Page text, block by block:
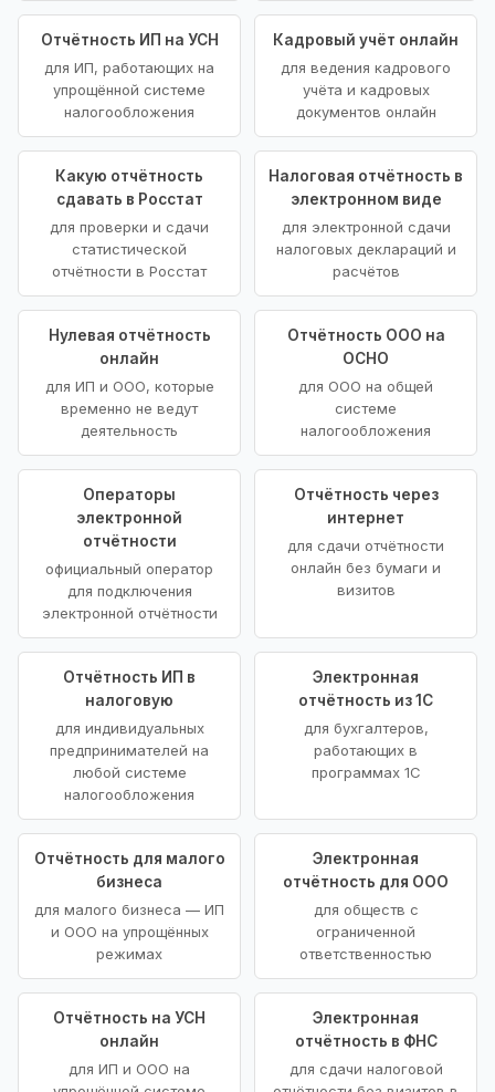
Отчётность ИП на УСН
для ИП, работающих на
упрощённой системе
налогообложения
Кадровый учёт онлайн
для ведения кадрового
учёта и кадровых
документов онлайн
Какую отчётность
сдавать в Росстат
для проверки и сдачи
статистической
отчётности в Росстат
Налоговая отчётность в
электронном виде
для электронной сдачи
налоговых деклараций и
расчётов
Нулевая отчётность
онлайн
для ИП и ООО, которые
временно не ведут
деятельность
Отчётность ООО на
ОСНО
для ООО на общей
системе
налогообложения
Операторы
электронной
отчётности
официальный оператор
для подключения
электронной отчётности
Отчётность через
интернет
для сдачи отчётности
онлайн без бумаги и
визитов
Отчётность ИП в
налоговую
для индивидуальных
предпринимателей на
любой системе
налогообложения
Электронная
отчётность из 1С
для бухгалтеров,
работающих в
программах 1С
Отчётность для малого
бизнеса
для малого бизнеса — ИП
и ООО на упрощённых
режимах
Электронная
отчётность для ООО
для обществ с
ограниченной
ответственностью
Отчётность на УСН
онлайн
для ИП и ООО на
Электронная
отчётность в ФНС
для сдачи налоговой